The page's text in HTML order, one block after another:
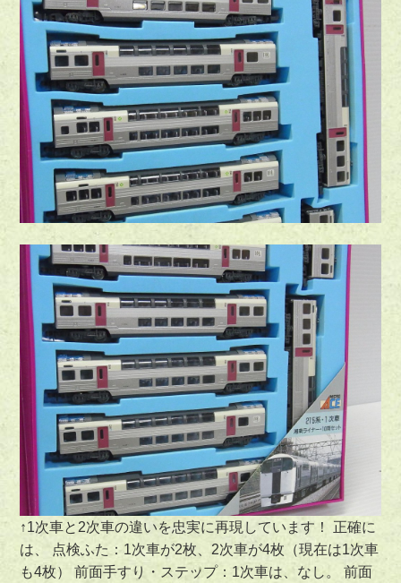
↑1次車と2次車の違いを忠実に再現しています！ 正確に
は、 点検ふた：1次車が2枚、2次車が4枚（現在は1次車
も4枚） 前面手すり・ステップ：1次車は、なし。 前面